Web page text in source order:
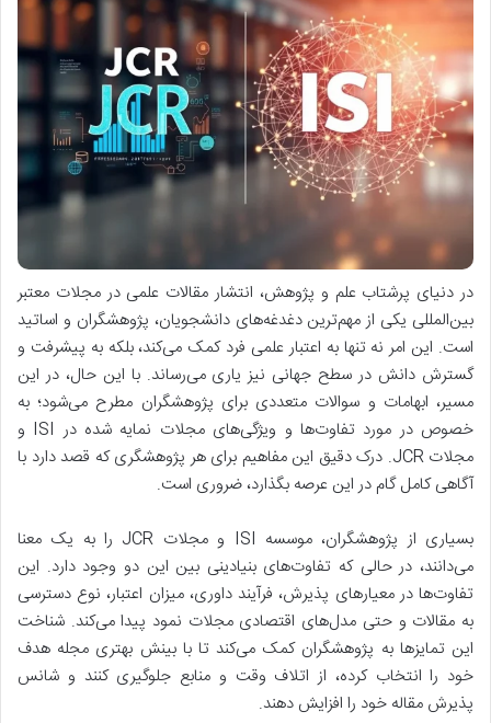
در دنیای پرشتاب علم و پژوهش، انتشار مقالات علمی در مجلات معتبر
بین‌المللی یکی از مهم‌ترین دغدغه‌های دانشجویان، پژوهشگران و اساتید
است. این امر نه تنها به اعتبار علمی فرد کمک می‌کند، بلکه به پیشرفت و
گسترش دانش در سطح جهانی نیز یاری می‌رساند. با این حال، در این
مسیر، ابهامات و سوالات متعددی برای پژوهشگران مطرح می‌شود؛ به
خصوص در مورد تفاوت‌ها و ویژگی‌های مجلات نمایه شده در ISI و
مجلات JCR. درک دقیق این مفاهیم برای هر پژوهشگری که قصد دارد با
آگاهی کامل گام در این عرصه بگذارد، ضروری است.
بسیاری از پژوهشگران، موسسه ISI و مجلات JCR را به یک معنا
می‌دانند، در حالی که تفاوت‌های بنیادینی بین این دو وجود دارد. این
تفاوت‌ها در معیارهای پذیرش، فرآیند داوری، میزان اعتبار، نوع دسترسی
به مقالات و حتی مدل‌های اقتصادی مجلات نمود پیدا می‌کند. شناخت
این تمایزها به پژوهشگران کمک می‌کند تا با بینش بهتری مجله هدف
خود را انتخاب کرده، از اتلاف وقت و منابع جلوگیری کنند و شانس
پذیرش مقاله خود را افزایش دهند.